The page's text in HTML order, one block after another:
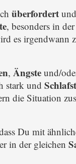
überfordert
, besonders in
es irgendwann
, Ängste und/
stark und
die Situation
Du mit
in der gleichen